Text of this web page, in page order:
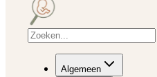
Algemeen